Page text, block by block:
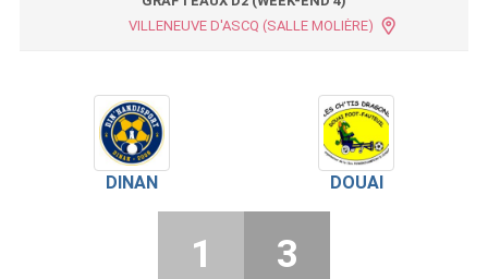
VILLENEUVE D'ASCQ (SALLE MOLIÈRE)
DINAN DOUAI
1 3